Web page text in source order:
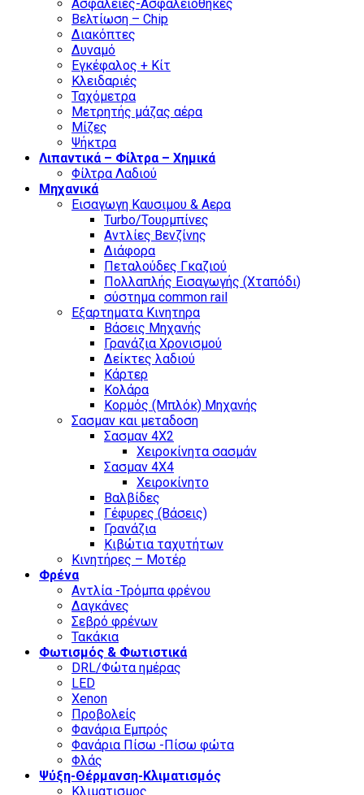
Ασφάλειες-Ασφαλειοθήκες
Βελτίωση – Chip
Διακόπτες
Δυναμό
Εγκέφαλος + Κίτ
Κλειδαριές
Ταχόμετρα
Μετρητής μάζας αέρα
Μίζες
Ψήκτρα
Λιπαντικά – Φίλτρα – Χημικά
Φίλτρα Λαδιού
Μηχανικά
Εισαγωγη Καυσιμου & Αερα
Turbo/Τουρμπίνες
Αντλίες Βενζίνης
Διάφορα
Πεταλούδες Γκαζιού
Πολλαπλής Εισαγωγής (Χταπόδι)
σύστημα common rail
Εξαρτηματα Κινητηρα
Βάσεις Μηχανής
Γρανάζια Χρονισμού
Δείκτες λαδιού
Κάρτερ
Κολάρα
Κορμός (Μπλόκ) Μηχανής
Σασμαν και μεταδοση
Σασμαν 4Χ2
Χειροκίνητα σασμάν
Σασμαν 4Χ4
Χειροκίνητο
Βαλβίδες
Γέφυρες (Βάσεις)
Γρανάζια
Κιβώτια ταχυτήτων
Κινητήρες – Μοτέρ
Φρένα
Αντλία -Τρόμπα φρένου
Δαγκάνες
Σεβρό φρένων
Τακάκια
Φωτισμός & Φωτιστικά
DRL/Φώτα ημέρας
LED
Xenon
Προβολείς
Φανάρια Εμπρός
Φανάρια Πίσω -Πίσω φώτα
Φλάς
Ψύξη-Θέρμανση-Κλιματισμός
Κλιματισμος